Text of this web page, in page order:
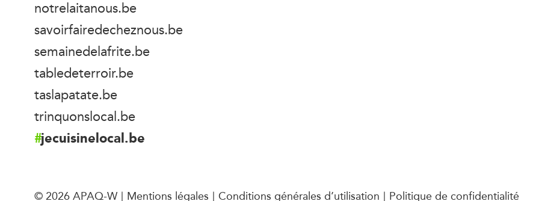
notrelaitanous.be
savoirfairedecheznous.be
semainedelafrite.be
tabledeterroir.be
taslapatate.be
trinquonslocal.be
jecuisinelocal.be
© 2026 APAQ-W Mentions légales Conditions générales d’utilisation Politique de confidentialité